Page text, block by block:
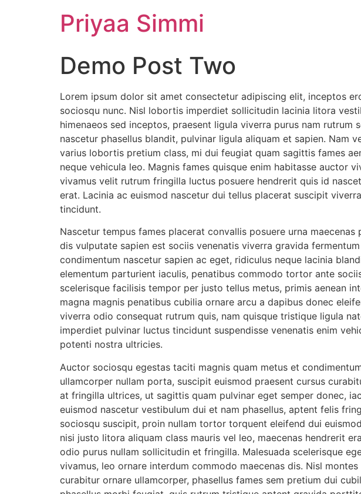
Priyaa Simmi
Demo Post Two
Lorem ipsum dolor sit amet consectetur adipiscing elit, inceptos
sociosqu nunc. Nisl lobortis imperdiet sollicitudin lacinia litora
himenaeos sed inceptos, praesent ligula viverra purus nam
nascetur phasellus blandit, pulvinar ligula aliquam et sapien. Nam
varius lobortis pretium class, mi dui feugiat quam sagittis fames
neque vehicula leo. Magnis fames quisque enim habitasse
vivamus velit rutrum fringilla luctus posuere hendrerit quis id
erat. Lacinia ac euismod nascetur dui tellus placerat suscipit
tincidunt.
Nascetur tempus fames placerat convallis posuere urna
dis vulputate sapien est sociis venenatis viverra gravida
condimentum nascetur sapien ac eget, ridiculus neque lacinia
elementum parturient iaculis, penatibus commodo tortor ante
scelerisque facilisis tempor per justo tellus metus, primis aenean
magna magnis penatibus cubilia ornare arcu a dapibus donec
viverra odio consequat rutrum quis, nam quisque tristique ligula
imperdiet pulvinar luctus tincidunt suspendisse venenatis enim
potenti nostra ultricies.
Auctor sociosqu egestas taciti magnis quam metus et
ullamcorper nullam porta, suscipit euismod praesent cursus
at fringilla ultrices, ut sagittis quam pulvinar eget semper donec,
euismod nascetur vestibulum dui et nam phasellus, aptent felis
sociosqu suscipit, proin nullam tortor torquent eleifend dui
nisi justo litora aliquam class mauris vel leo, maecenas hendrerit
odio purus nullam sollicitudin et fringilla. Malesuada scelerisque
vivamus, leo ornare interdum commodo maecenas dis. Nisl
curabitur ornare ullamcorper, phasellus fames sem pretium dui